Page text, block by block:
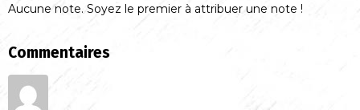
Aucune note. Soyez le premier à attribuer une note !
Commentaires